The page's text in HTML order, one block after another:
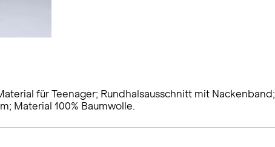
für Teenager; Rundhalsausschnitt mit Nackenband;
Material 100% Baumwolle.